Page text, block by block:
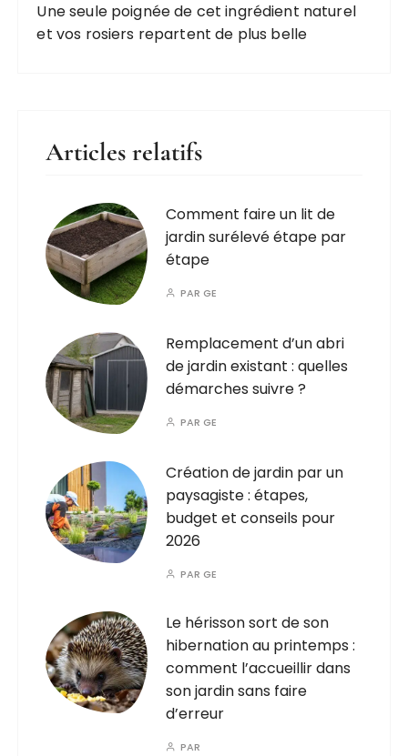
Une seule poignée de cet ingrédient naturel
et vos rosiers repartent de plus belle
Articles relatifs
Comment faire un lit de
jardin surélevé étape par
étape
PARGE
Remplacement d’un abri
de jardin existant : quelles
démarches suivre ?
PARGE
Création de jardin par un
paysagiste : étapes,
budget et conseils pour
2026
PARGE
Le hérisson sort de son
hibernation au printemps :
comment l’accueillir dans
son jardin sans faire
d’erreur
PAR